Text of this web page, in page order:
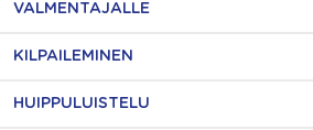
VALMENTAJALLE
KILPAILEMINEN
HUIPPULUISTELU